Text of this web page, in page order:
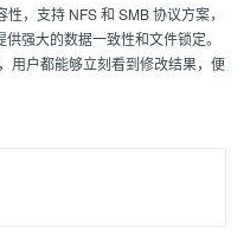
，支持 NFS 和 SMB 协议方案，
强大的数据一致性和文件锁定。
用户都能够立刻看到修改结果，便